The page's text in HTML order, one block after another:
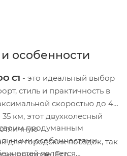
особенности
C1 - это идеальный выбор
стиль и практичность в
скоростью до 45
км, этот двухколесный
для городских поездок, так
своим продуманным
особенностями.
является